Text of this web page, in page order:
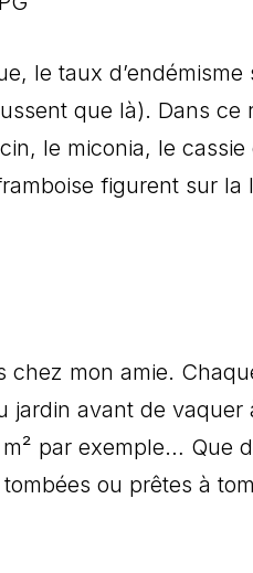
le taux
que là). Dans ce
le miconia, le cassie
figurent sur la
mon amie.
avant de vaquer
par exemple… Que
ou prêtes à